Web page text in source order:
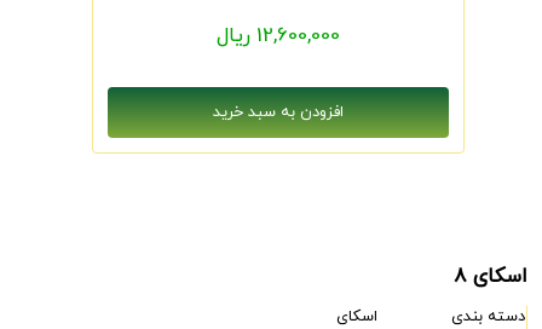
12,600,000 ریال
اسکای 8
دسته بندی
اسکای